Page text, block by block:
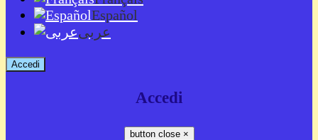
Español
عربى
Accedi
Accedi
button close ×